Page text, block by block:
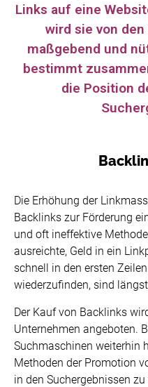
Links auf eine
wird sie von
maßgebend und
bestimmt
die Position
Die Erhöhung der
Backlinks zur Förderung
und oft ineffektive
ausreichte, Geld in ein
schnell in den ersten
wiederzufinden, sind
Der Kauf von Backlinks
Unternehmen angeboten.
Suchmaschinen weiterhin
Methoden der Promotion
in den Suchergebnissen